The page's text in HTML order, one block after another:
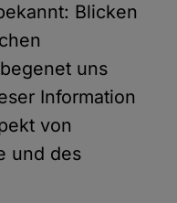
Blicken
uns
Information
von
und des